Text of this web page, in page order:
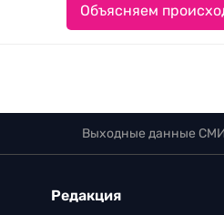
Объясняем
Выходные данные СМИ
Редакция